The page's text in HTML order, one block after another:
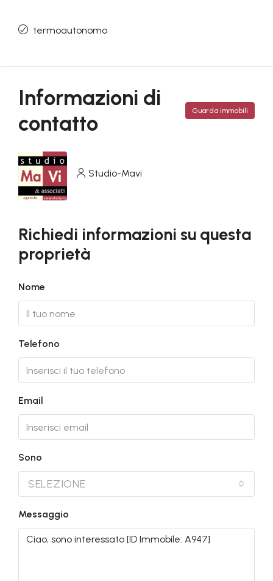
termoautonomo
Informazioni di
contatto
Guarda immobili
Studio-Mavi
Richiedi informazioni su questa
proprietà
Nome
Telefono
Email
Sono
SELEZIONE
Messaggio